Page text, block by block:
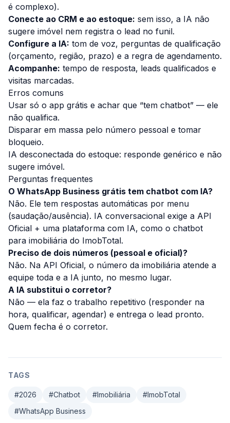
é complexo).
Conecte ao CRM e ao estoque: sem isso, a IA não
sugere imóvel nem registra o lead no funil.
Configure a IA: tom de voz, perguntas de qualificação
(orçamento, região, prazo) e a regra de agendamento.
Acompanhe: tempo de resposta, leads qualificados e
visitas marcadas.
Erros comuns
Usar só o app grátis e achar que “tem chatbot” — ele
não qualifica.
Disparar em massa pelo número pessoal e tomar
bloqueio.
IA desconectada do estoque: responde genérico e não
sugere imóvel.
Perguntas frequentes
O WhatsApp Business grátis tem chatbot com IA?
Não. Ele tem respostas automáticas por menu
(saudação/ausência). IA conversacional exige a API
Oficial + uma plataforma com IA, como o chatbot
para imobiliária do ImobTotal.
Preciso de dois números (pessoal e oficial)?
Não. Na API Oficial, o número da imobiliária atende a
equipe toda e a IA junto, no mesmo lugar.
A IA substitui o corretor?
Não — ela faz o trabalho repetitivo (responder na
hora, qualificar, agendar) e entrega o lead pronto.
Quem fecha é o corretor.
TAGS
#2026 #Chatbot #Imobiliária #ImobTotal
#WhatsApp Business